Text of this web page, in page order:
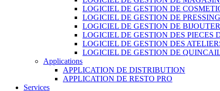
LOGICIEL DE GESTION DE
LOGICIEL DE GESTION DE PRESSING
LOGICIEL DE GESTION DE
LOGICIEL DE GESTION DES PIECES
LOGICIEL DE GESTION DES
LOGICIEL DE GESTION DE
Applications
APPLICATION DE DISTRIBUTION
APPLICATION DE RESTO PRO
Services